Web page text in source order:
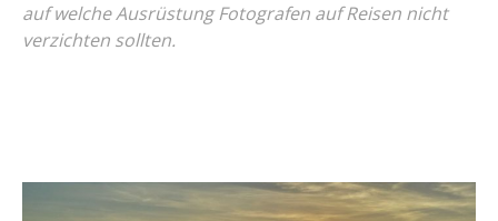
auf welche Ausrüstung Fotografen auf Reisen nicht
verzichten sollten.